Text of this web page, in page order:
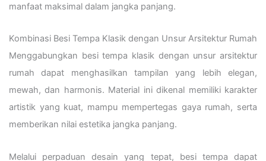
manfaat maksimal dalam jangka panjang.
Kombinasi Besi Tempa Klasik dengan Unsur Arsitektur Rumah
Menggabungkan besi tempa klasik dengan unsur arsitektur
rumah dapat menghasilkan tampilan yang lebih elegan,
mewah, dan harmonis. Material ini dikenal memiliki karakter
artistik yang kuat, mampu mempertegas gaya rumah, serta
memberikan nilai estetika jangka panjang.
Melalui perpaduan desain yang tepat, besi tempa dapat